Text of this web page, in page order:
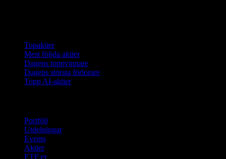
Topaktier
Mest följda aktier
Dagens toppvinnare
Dagens största förlorare
Topp AI-aktier
Portfölj
Utdelningar
Events
Aktier
ETF:er